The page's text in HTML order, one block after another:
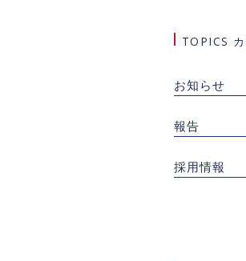
TOPICS
お知らせ
報告
採用情報